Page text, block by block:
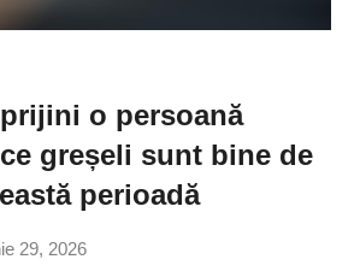
o persoană
greșeli sunt bine de
perioadă
29, 2026